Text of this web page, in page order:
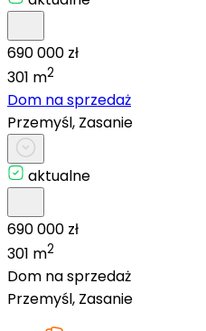
690 000 zł
301 m2
Dom na sprzedaż
Przemyśl, Zasanie
aktualne
690 000 zł
301 m2
Dom na sprzedaż
Przemyśl, Zasanie